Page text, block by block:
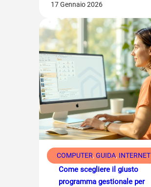
17 Gennaio 2026
COMPUTER, GUIDA, INTERNET
Come scegliere il giusto
programma gestionale per